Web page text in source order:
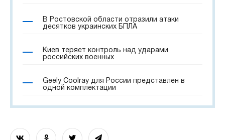
В Ростовской области отразили атаки
десятков украинских БПЛА
Киев теряет контроль над ударами
российских военных
Geely Coolray для России представлен в
одной комплектации